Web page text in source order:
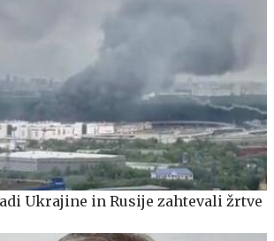
Ukrajine in Rusije zahtevali žrtve